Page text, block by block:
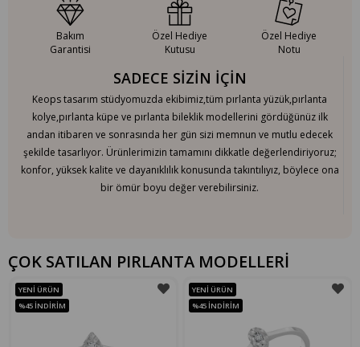
SADECE SİZİN İÇİN
Keops tasarım stüdyomuzda ekibimiz,tüm pırlanta yüzük,pırlanta
kolye,pırlanta küpe ve pırlanta bileklik modellerini gördüğünüz ilk
andan itibaren ve sonrasında her gün sizi memnun ve mutlu edecek
şekilde tasarlıyor. Ürünlerimizin tamamını dikkatle değerlendiriyoruz;
konfor, yüksek kalite ve dayanıklılık konusunda takıntılıyız, böylece ona
bir ömür boyu değer verebilirsiniz.
Bakım
Garantisi
Özel Hediye
Kutusu
Özel Hediye
Notu
ÇOK SATILAN PIRLANTA MODELLERİ
YENI ÜRÜN
%45 İNDIRIM
YENI ÜRÜN
%45 İNDIRIM